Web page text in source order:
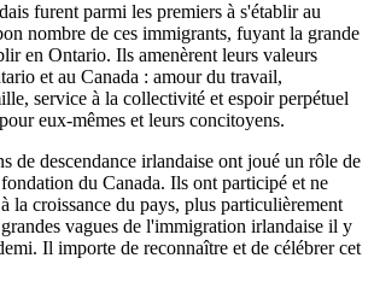
furent parmi les premiers à s'établir au
nombre de ces immigrants, fuyant la grande
en Ontario. Ils amenèrent leurs valeurs
et au Canada : amour du travail,
service à la collectivité et espoir perpétuel
eux-mêmes et leurs concitoyens.
de descendance irlandaise ont joué un rôle de
du Canada. Ils ont participé et ne
la croissance du pays, plus particulièrement
vagues de l'immigration irlandaise il y
Il importe de reconnaître et de célébrer cet